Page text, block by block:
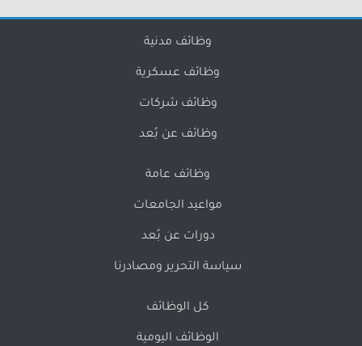
وظائف مدنية
وظائف عسكرية
وظائف شركات
وظائف عن بُعد
وظائف عامة
مواعيد الجامعات
دورات عن بُعد
سياسة التحرير ومصادرنا
كل الوظائف
الوظائف اليومية